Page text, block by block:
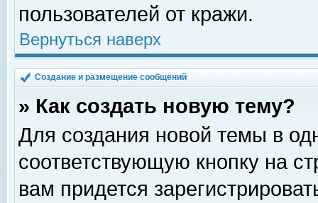
пользователей от кражи.
Вернуться наверх
Создание и размещение сообщений
» Как создать новую тему?
Для создания новой темы в
соответствующую кнопку на
вам придется